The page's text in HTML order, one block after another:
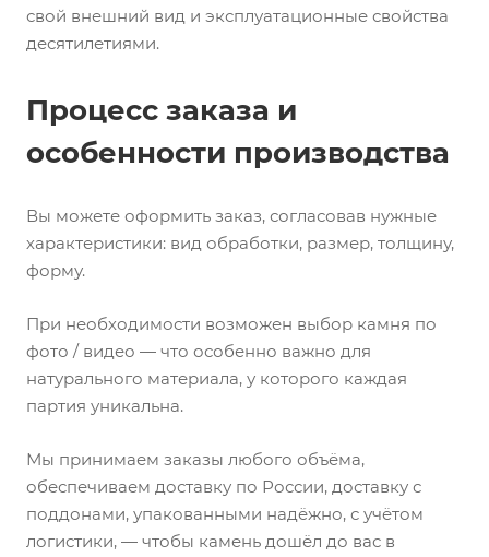
свой внешний вид и эксплуатационные свойства
десятилетиями.
Процесс заказа и
особенности производства
Вы можете оформить заказ, согласовав нужные
характеристики: вид обработки, размер, толщину,
форму.
При необходимости возможен выбор камня по
фото / видео — что особенно важно для
натурального материала, у которого каждая
партия уникальна.
Мы принимаем заказы любого объёма,
обеспечиваем доставку по России, доставку с
поддонами, упакованными надёжно, с учётом
логистики, — чтобы камень дошёл до вас в